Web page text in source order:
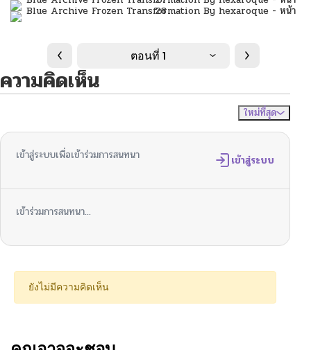
ตอนที่ 1
ความคิดเห็น
ใหม่ที่สุด
เข้าสู่ระบบเพื่อเข้าร่วมการสนทนา เข้าสู่ระบบ
เข้าร่วมการสนทนา...
ยังไม่มีความคิดเห็น